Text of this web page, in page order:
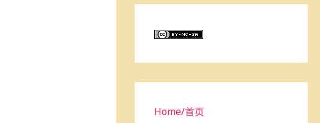
c
r
Home/首页